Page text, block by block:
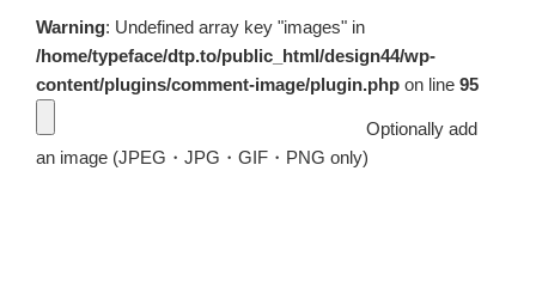
Warning: Undefined array key "images" in
/home/typeface/dtp.to/public_html/design44/wp-
content/plugins/comment-image/plugin.php on line 95
Optionally add
an image (JPEG・JPG・GIF・PNG only)